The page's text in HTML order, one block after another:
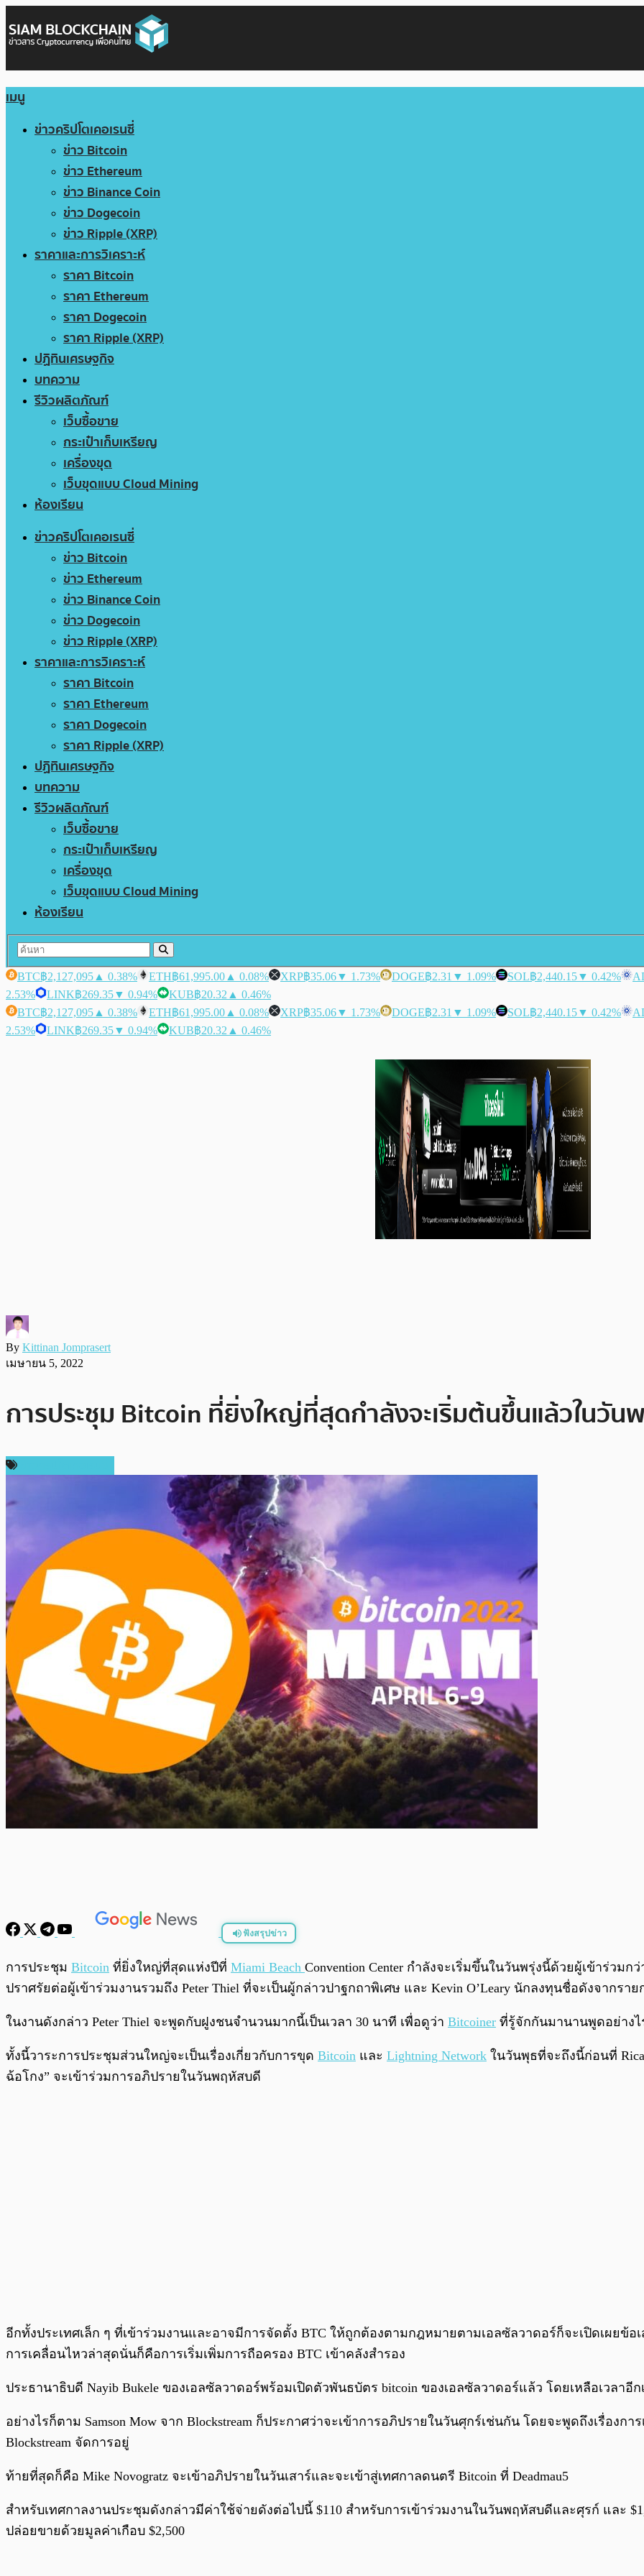
เมนู
ข่าวคริปโตเคอเรนซี่
ข่าว Bitcoin
ข่าว Ethereum
ข่าว Binance Coin
ข่าว Dogecoin
ข่าว Ripple (XRP)
ราคาและการวิเคราะห์
ราคา Bitcoin
ราคา Ethereum
ราคา Dogecoin
ราคา Ripple (XRP)
ปฏิทินเศรษฐกิจ
บทความ
รีวิวผลิตภัณฑ์
เว็บซื้อขาย
กระเป๋าเก็บเหรียญ
เครื่องขุด
เว็บขุดแบบ Cloud Mining
ห้องเรียน
ข่าวคริปโตเคอเรนซี่
ข่าว Bitcoin
ข่าว Ethereum
ข่าว Binance Coin
ข่าว Dogecoin
ข่าว Ripple (XRP)
ราคาและการวิเคราะห์
ราคา Bitcoin
ราคา Ethereum
ราคา Dogecoin
ราคา Ripple (XRP)
ปฏิทินเศรษฐกิจ
บทความ
รีวิวผลิตภัณฑ์
เว็บซื้อขาย
กระเป๋าเก็บเหรียญ
เครื่องขุด
เว็บขุดแบบ Cloud Mining
ห้องเรียน
BTC฿2,127,095 ▲ 0.38% ETH฿61,995.00 ▲ 0.08% XRP฿35.06▼ 1.73% DOGE฿2.31 ▼ 1.09% SOL฿2,440.15▼ 0.42%
2.53%
LINK฿269.35▼ 0.94% KUB฿20.32 ▲ 0.46%
BTC฿2,127,095 ▲ 0.38% ETH฿61,995.00 ▲ 0.08% XRP฿35.06▼ 1.73% DOGE฿2.31 ▼ 1.09% SOL฿2,440.15▼ 0.42%
2.53%
LINK฿269.35▼ 0.94% KUB฿20.32 ▲ 0.46%
By Kittinan Jomprasert
เมษายน 5, 2022
การประชุม Bitcoin ที่ยิ่งใหญ่ที่สุดกำลังจะเริ่มต้นขึ้นแล้วในวัน
ฟังสรุปข่าว
พร้อมเล่น
การประชุม Bitcoin ที่ยิ่งใหญ่ที่สุดแห่งปีที่ Miami Beach Convention Center กำลังจะเริ่มขึ้นในวันพรุ่งนี้ด้วยผู้เข้าร่วม
ปราศรัยต่อผู้เข้าร่วมงานรวมถึง Peter Thiel ที่จะเป็นผู้กล่าวปาฐกถาพิเศษ และ Kevin O’Leary นักลงทุนชื่อดังจากรายก
ในงานดังกล่าว Peter Thiel จะพูดกับฝูงชนจำนวนมากนี้เป็นเวลา 30 นาที เพื่อดูว่า Bitcoiner ที่รู้จักกันมานานพูดอย่างไ
ทั้งนี้วาระการประชุมส่วนใหญ่จะเป็นเรื่องเกี่ยวกับการขุด Bitcoin และ Lightning Network ในวันพุธที่จะถึงนี้ก่อนที่
ฉ้อโกง” จะเข้าร่วมการอภิปรายในวันพฤหัสบดี
อีกทั้งประเทศเล็ก ๆ ที่เข้าร่วมงานและอาจมีการจัดตั้ง BTC ให้ถูกต้องตามกฎหมายตามเอลซัลวาดอร์ก็จะเปิดเผยข้
การเคลื่อนไหวล่าสุดนั่นก็คือการเริ่มเพิ่มการถือครอง BTC เข้าคลังสำรอง
ประธานาธิบดี Nayib Bukele ของเอลซัลวาดอร์พร้อมเปิดตัวพันธบัตร bitcoin ของเอลซัลวาดอร์แล้ว โดยเหลือเวลาอี
อย่างไรก็ตาม Samson Mow จาก Blockstream ก็ประกาศว่าจะเข้าการอภิปรายในวันศุกร์เช่นกัน โดยจะพูดถึงเรื่องกา
Blockstream จัดการอยู่
ท้ายที่สุดก็คือ Mike Novogratz จะเข้าอภิปรายในวันเสาร์และจะเข้าสู่เทศกาลดนตรี Bitcoin ที่ Deadmau5
สำหรับเทศกาลงานประชุมดังกล่าวมีค่าใช้จ่ายดังต่อไปนี้ $110 สำหรับการเข้าร่วมงานในวันพฤหัสบดีและศุรก์ และ
ปล่อยขายด้วยมูลค่าเกือบ $2,500